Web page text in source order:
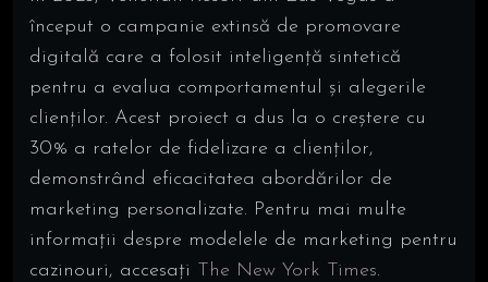
început o campanie extinsă de promovare
digitală care a folosit inteligență sintetică
pentru a evalua comportamentul și alegerile
clienților. Acest proiect a dus la o creștere cu
30% a ratelor de fidelizare a clienților,
demonstrând eficacitatea abordărilor de
marketing personalizate. Pentru mai multe
informații despre modelele de marketing pentru
cazinouri, accesați The New York Times.